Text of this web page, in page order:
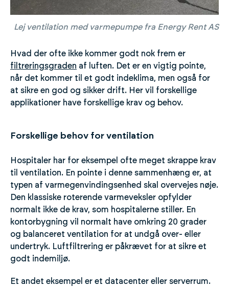
Lej ventilation med varmepumpe fra Energy Rent AS
Hvad der ofte ikke kommer godt nok frem er
filtreringsgraden af luften. Det er en vigtig pointe,
når det kommer til et godt indeklima, men også for
at sikre en god og sikker drift. Her vil forskellige
applikationer have forskellige krav og behov.
Forskellige behov for ventilation
Hospitaler har for eksempel ofte meget skrappe krav
til ventilation. En pointe i denne sammenhæng er, at
typen af ​​varmegenvindingsenhed skal overvejes nøje.
Den klassiske roterende varmeveksler opfylder
normalt ikke de krav, som hospitalerne stiller. En
kontorbygning vil normalt have omkring 20 grader
og balanceret ventilation for at undgå over- eller
undertryk. Luftfiltrering er påkrævet for at sikre et
godt indemiljø.
Et andet eksempel er et datacenter eller serverrum.